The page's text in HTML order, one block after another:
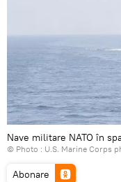
Nave militare NATO în
© Photo : U.S. Marine Corps
Abonare